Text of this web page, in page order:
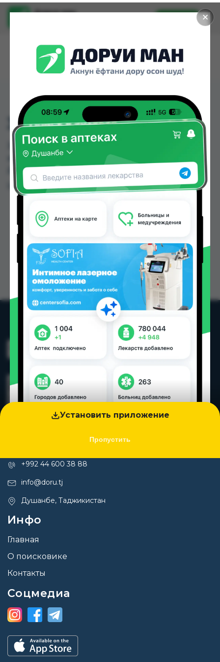
✕
Установить приложение
Пропустить
Доруи ман
Установить
302 ГРАДУСНИК
302 ГРАДУСНИК можно купить или заказать в
аптеках, Дору Фарм №20 по цене от 23.00 TJS в
Душанбе и других городах Таджикистана
Цена: от
23.00 TJS
+992 44 600 38 88
info@doru.tj
Душанбе, Таджикистан
Инфо
Главная
О поисковике
Контакты
Соцмедиа